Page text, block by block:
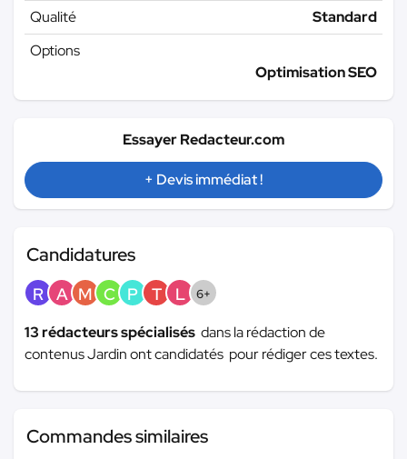
Qualité
Standard
Options
Optimisation SEO
Essayer Redacteur.com
+ Devis immédiat !
Candidatures
R A M C P T L 6+
13 rédacteurs spécialisés dans la rédaction de
contenus Jardin ont candidatés pour rédiger ces textes.
Commandes similaires